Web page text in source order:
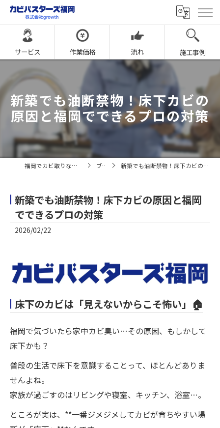
サービス 作業価格 流れ 施工事例
新築でも油断禁物！床下カビの
原因と福岡でできるプロの対策
福岡でカビ取りならカビバスターズ福岡 ブログ 新築でも油断禁物！床下カビの原因と福岡でできるプロの対策
新築でも油断禁物！床下カビの原因と福岡
でできるプロの対策
2026/02/22
床下のカビは「見えないからこそ怖い」🏠
福岡で気づいたら家中カビ臭い…その原因、もしかして
床下かも？
普段の生活で床下を意識することって、ほとんどありま
せんよね。
家族が過ごすのはリビングや寝室、キッチン、浴室…。
ところが実は、**一番ジメジメしてカビが育ちやすい場